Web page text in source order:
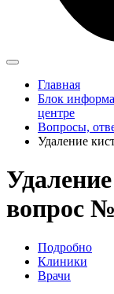
Главная
Блок
центре
Вопросы,
Удаление
вопрос
Подробно
Клиники
Врачи